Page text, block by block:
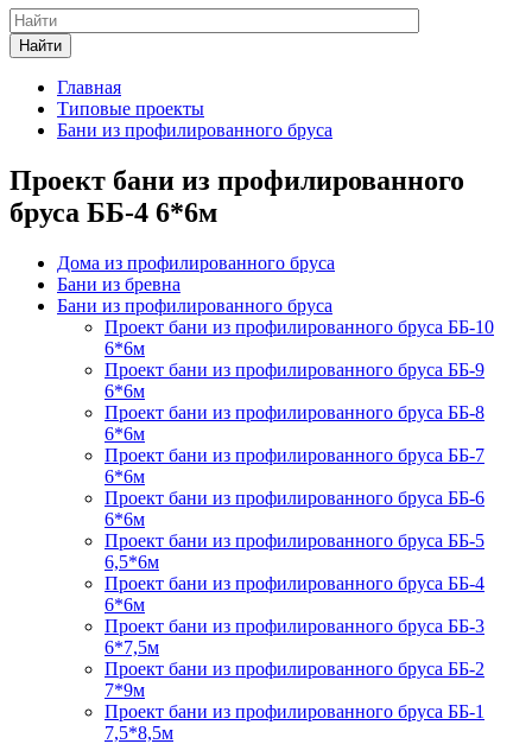
Найти
Главная
Типовые проекты
Бани из профилированного бруса
Проект бани из профилированного
бруса ББ-4 6*6м
Дома из профилированного бруса
Бани из бревна
Бани из профилированного бруса
Проект бани из профилированного бруса ББ-10
6*6м
Проект бани из профилированного бруса ББ-9
6*6м
Проект бани из профилированного бруса ББ-8
6*6м
Проект бани из профилированного бруса ББ-7
6*6м
Проект бани из профилированного бруса ББ-6
6*6м
Проект бани из профилированного бруса ББ-5
6,5*6м
Проект бани из профилированного бруса ББ-4
6*6м
Проект бани из профилированного бруса ББ-3
6*7,5м
Проект бани из профилированного бруса ББ-2
7*9м
Проект бани из профилированного бруса ББ-1
7,5*8,5м